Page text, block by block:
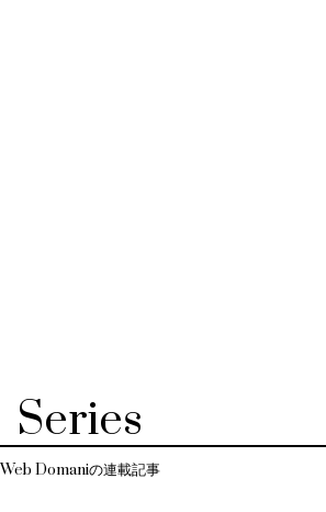
Series
Web Domaniの連載記事